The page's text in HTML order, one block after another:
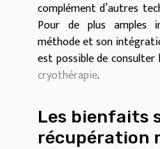
complément d’autres
Pour de plus amples
méthode et son
est possible de consulter
cryothérapie.
Les bienfaits
récupération